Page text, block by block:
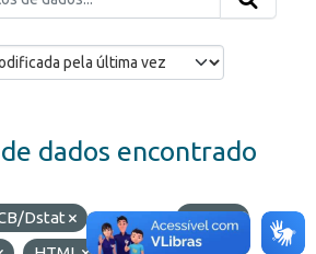
dados encontrado
Dstat Formatos:
JSON